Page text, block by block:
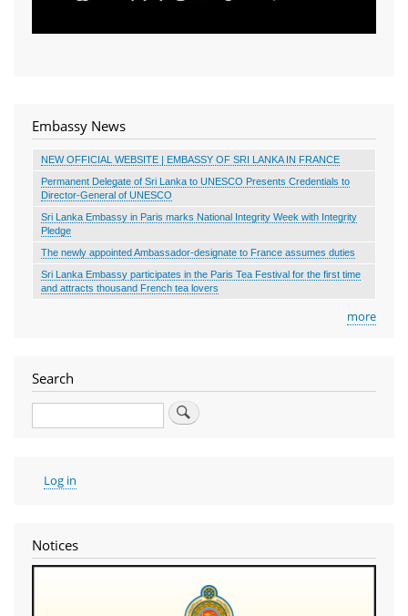
Embassy News
NEW OFFICIAL WEBSITE | EMBASSY OF SRI LANKA IN FRANCE
Permanent Delegate of Sri Lanka to UNESCO Presents Credentials to
Director-General of UNESCO
Sri Lanka Embassy in Paris marks National Integrity Week with Integrity
Pledge
The newly appointed Ambassador-designate to France assumes duties
Sri Lanka Embassy participates in the Paris Tea Festival for the first time
and attracts thousand French tea lovers
more
Search
Search
User
account
Log in
Notices